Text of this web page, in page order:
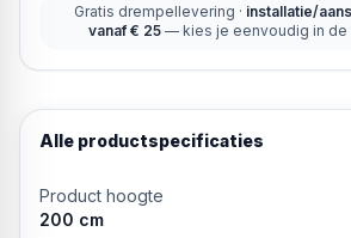
Gratis drempellevering · installatie/
vanaf € 25 — kies je eenvoudig in de
Alle productspecificaties
Product hoogte
200 cm